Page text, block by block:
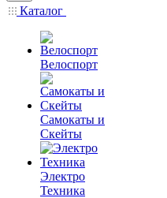
Каталог
Велоспорт
Самокаты и
Скейты
Электро
Техника